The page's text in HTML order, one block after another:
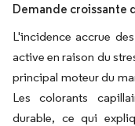
Demande croissante
L'incidence accrue
active en raison du
principal moteur du
Les colorants
durable, ce qui